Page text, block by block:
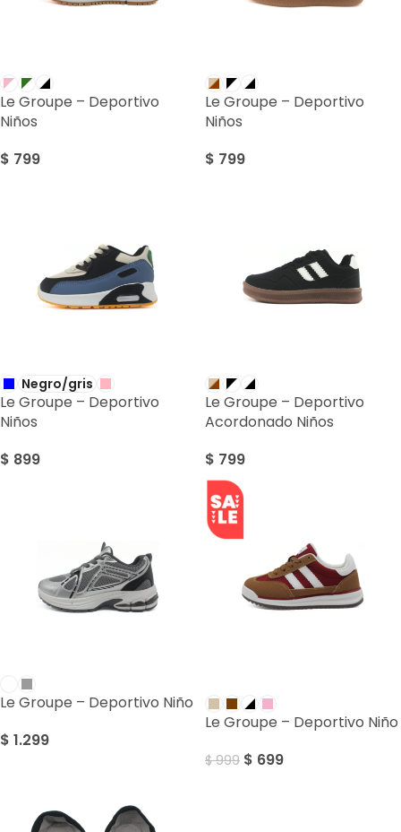
Le Groupe – Deportivo
Niños
$ 799
Le Groupe – Deportivo
Niños
$ 799
Negro/gris
Le Groupe – Deportivo
Niños
$ 899
Le Groupe – Deportivo
Acordonado Niños
$ 799
Le Groupe – Deportivo Niño
$ 1.299
Le Groupe – Deportivo Niño
$999 $ 699